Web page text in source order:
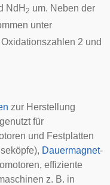
NdH 2 um. Neben der
unter
2 und
zur Herstellung
für
und Festplatten
Dauermagnet-
effiziente
z. B. in